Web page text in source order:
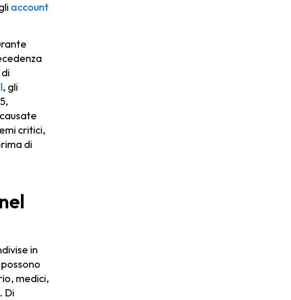
account
, gli
critici,
di
in
medici,
Di